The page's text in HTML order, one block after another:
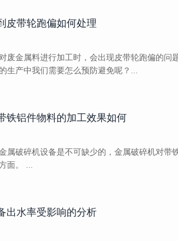
皮带轮跑偏如何处理
废金属料进行加工时，会出现皮带轮跑偏的问
生产中我们需要怎么预防避免呢？...
铁铝件物料的加工效果如何
属破碎机设备是不可缺少的，金属破碎机对带
面。 ...
出水率受影响的分析